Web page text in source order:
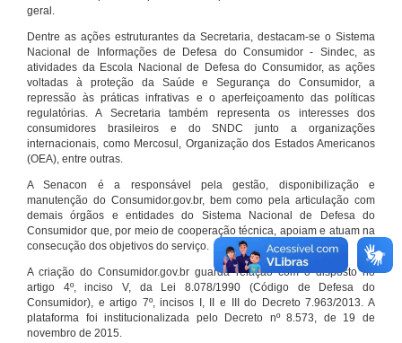
geral.
Dentre as ações estruturantes da Secretaria, destacam-se o Sistema
Nacional de Informações de Defesa do Consumidor - Sindec, as
atividades da Escola Nacional de Defesa do Consumidor, as ações
voltadas à proteção da Saúde e Segurança do Consumidor, a
repressão às práticas infrativas e o aperfeiçoamento das políticas
regulatórias. A Secretaria também representa os interesses dos
consumidores brasileiros e do SNDC junto a organizações
internacionais, como Mercosul, Organização dos Estados Americanos
(OEA), entre outras.
A Senacon é a responsável pela gestão, disponibilização e
manutenção do Consumidor.gov.br, bem como pela articulação com
demais órgãos e entidades do Sistema Nacional de Defesa do
Consumidor que, por meio de cooperação técnica, apoiam e atuam na
consecução dos objetivos do serviço.
A criação do Consumidor.gov.br guarda relação com o disposto no
artigo 4º, inciso V, da Lei 8.078/1990 (Código de Defesa do
Consumidor), e artigo 7º, incisos I, II e III do Decreto 7.963/2013. A
plataforma foi institucionalizada pelo Decreto nº 8.573, de 19 de
novembro de 2015.